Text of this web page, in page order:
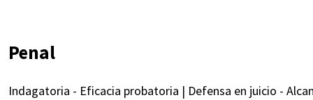
Penal
Indagatoria - Eficacia probatoria | Defensa en juicio -